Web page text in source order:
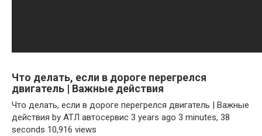
Что делать, если в дороге перегрелся
двигатель | Важные действия
Что делать, если в дороге перегрелся двигатель | Важные
действия by АТЛ автосервис 3 years ago 3 minutes, 38
seconds 10,916 views